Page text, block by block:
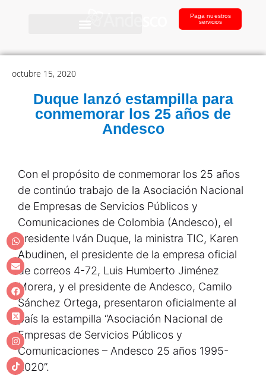
Paga nuestros
servicios
octubre 15, 2020
Duque lanzó estampilla para
conmemorar los 25 años de
Andesco
Con el propósito de conmemorar los 25 años
de continúo trabajo de la Asociación Nacional
de Empresas de Servicios Públicos y
Comunicaciones de Colombia (Andesco), el
presidente Iván Duque, la ministra TIC, Karen
Abudinen, el presidente de la empresa oficial
de correos 4-72, Luis Humberto Jiménez
Morera, y el presidente de Andesco, Camilo
Sánchez Ortega, presentaron oficialmente al
país la estampilla “Asociación Nacional de
Empresas de Servicios Públicos y
Comunicaciones – Andesco 25 años 1995-
2020”.